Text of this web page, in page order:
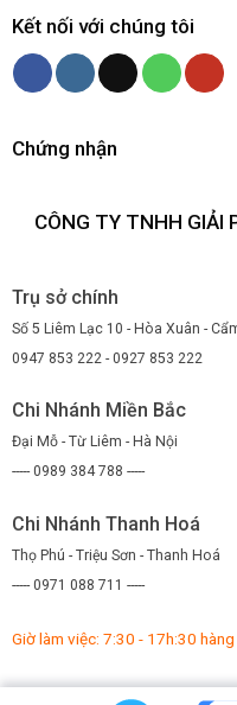
Kết nối với chúng tôi
Chứng nhận
CÔNG TY TNHH GIẢI
Trụ sở chính
Số 5 Liêm Lạc 10 - Hòa Xuân -
0947 853 222 - 0927 853 222
Chi Nhánh Miền Bắc
Đại Mỗ - Từ Liêm - Hà Nội
----- 0989 384 788 -----
Chi Nhánh Thanh Hoá
Thọ Phú - Triệu Sơn - Thanh Hoá
----- 0971 088 711 -----
Giờ làm việc: 7:30 - 17h:30 hàng